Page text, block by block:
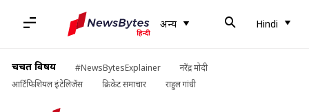
अन्य Hindi
चर्चित विषय #NewsBytesExplainer
नरेंद्र मोदी
आर्टिफिशियल इंटेलिजेंस
क्रिकेट समाचार राहुल गांधी